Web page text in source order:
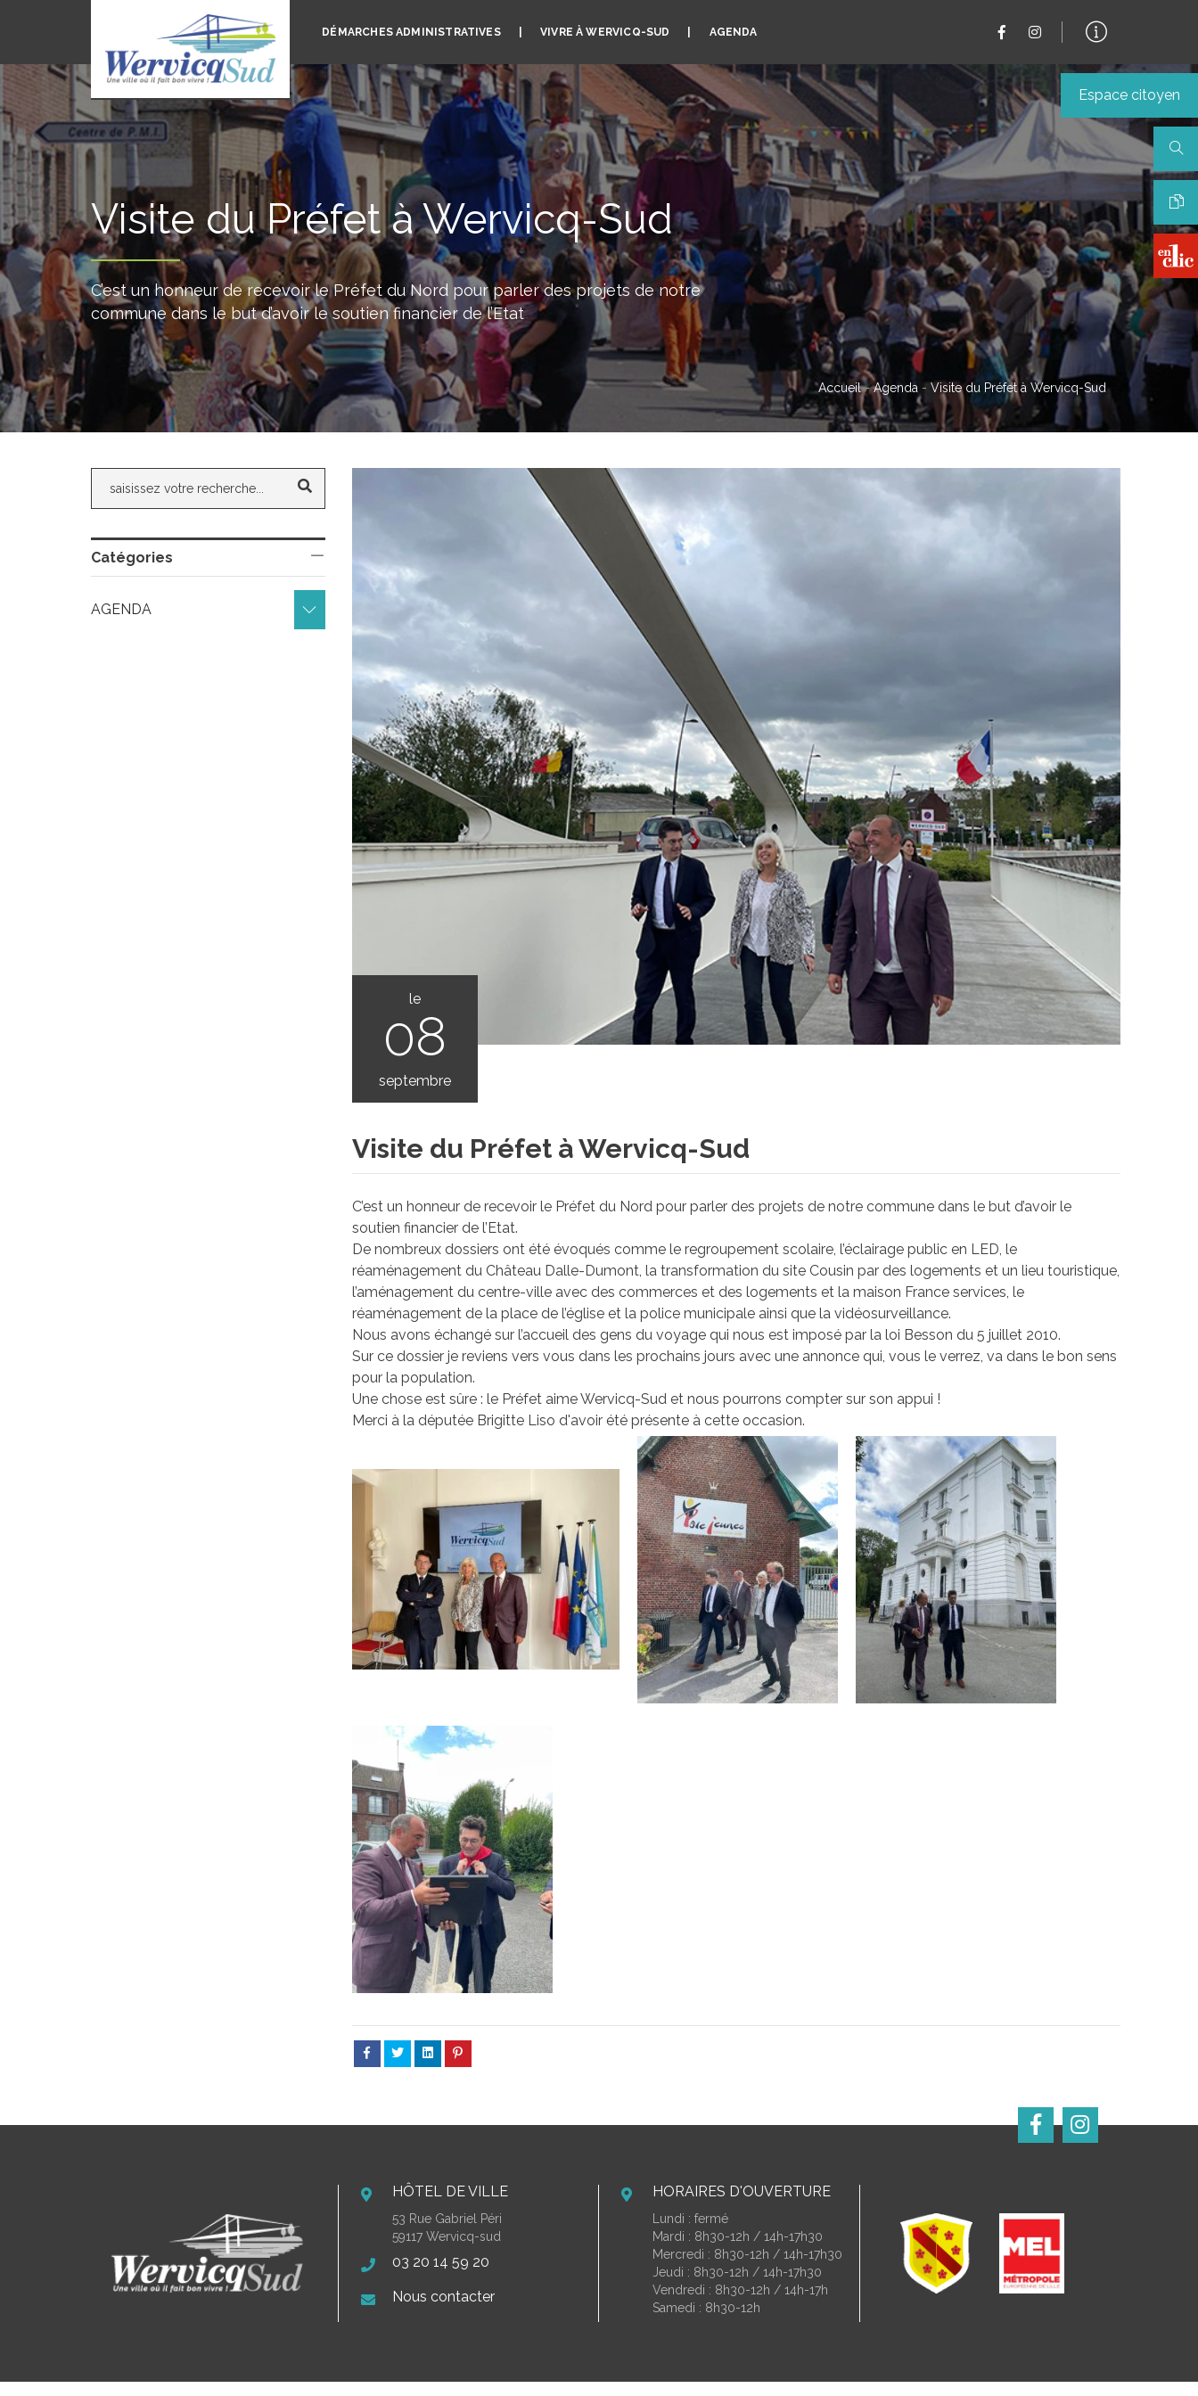
DÉMARCHES ADMINISTRATIVES VIVRE À WERVICQ-SUD AGENDA
Visite du Préfet à Wervicq-Sud
C’est un honneur de recevoir le Préfet du Nord pour parler des projets de notre
commune dans le but d’avoir le soutien financier de l’Etat
Accueil - Agenda - Visite du Préfet à Wervicq-Sud
le
08
septembre
Visite du Préfet à Wervicq-Sud
C’est un honneur de recevoir le Préfet du Nord pour parler des projets de notre commune dans le but d’avoir le
soutien financier de l’Etat.
De nombreux dossiers ont été évoqués comme le regroupement scolaire, l’éclairage public en LED, le
réaménagement du Château Dalle-Dumont, la transformation du site Cousin par des logements et un lieu touristique,
l’aménagement du centre-ville avec des commerces et des logements et la maison France services, le
réaménagement de la place de l’église et la police municipale ainsi que la vidéosurveillance.
Nous avons échangé sur l’accueil des gens du voyage qui nous est imposé par la loi Besson du 5 juillet 2010.
Sur ce dossier je reviens vers vous dans les prochains jours avec une annonce qui, vous le verrez, va dans le bon sens
pour la population.
Une chose est sûre : le Préfet aime Wervicq-Sud et nous pourrons compter sur son appui !
Merci à la députée Brigitte Liso d'avoir été présente à cette occasion.
Catégories
AGENDA
HÔTEL DE VILLE
53 Rue Gabriel Péri
59117 Wervicq-sud
03 20 14 59 20
Nous contacter
HORAIRES D'OUVERTURE
Lundi : fermé
Mardi : 8h30-12h / 14h-17h30
Mercredi : 8h30-12h / 14h-17h30
Jeudi : 8h30-12h / 14h-17h30
Vendredi : 8h30-12h / 14h-17h
Samedi : 8h30-12h
Espace citoyen